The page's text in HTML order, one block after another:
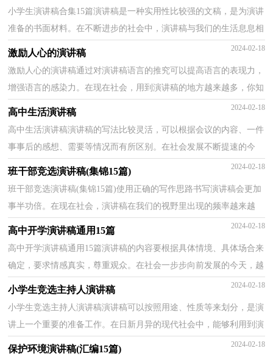
小学生演讲稿合集15篇演讲稿是一种实用性比较强的文稿，是为演讲
准备的书面材料。在不断进步的社会中，演讲稿与我们的生活息息相
关，还是对演讲稿一筹莫展吗？下面是小编整理的小学...
激励人心的演讲稿 2024-02-18
激励人心的演讲稿通过对演讲稿语言的推究可以提高语言的表现力，
增强语言的感染力。在现在社会，用到演讲稿的地方越来越多，你知
道演讲稿怎样才能写的好吗？下面是小编收集整理的激...
高中生活演讲稿 2024-02-18
高中生活演讲稿演讲稿的写法比较灵活，可以根据会议的内容、一件
事事后的感想、需要等情况而有所区别。在社会发展不断提速的今
天，接触并使用演讲稿的人越来越多，相信写演讲稿是...
班干部竞选演讲稿(集锦15篇) 2024-02-18
班干部竞选演讲稿(集锦15篇)使用正确的写作思路书写演讲稿会更加
事半功倍。在现在社会，演讲稿在我们的视野里出现的频率越来越
高，你写演讲稿时总是没有新意？下面是小编帮大家整...
高中开学演讲稿通用15篇 2024-02-18
高中开学演讲稿通用15篇演讲稿的内容要根据具体情境、具体场合来
确定，要求情感真实，尊重观众。在社会一步步向前发展的今天，越
来越多地方需要用到演讲稿，相信写演讲稿是一个让许...
小学生竞选主持人演讲稿 2024-02-18
小学生竞选主持人演讲稿演讲稿可以按照用途、性质等来划分，是演
讲上一个重要的准备工作。在日新月异的现代社会中，能够利用到演
讲稿的场合越来越多，相信许多人会觉得演讲稿很难...
保护环境演讲稿(汇编15篇) 2024-02-18